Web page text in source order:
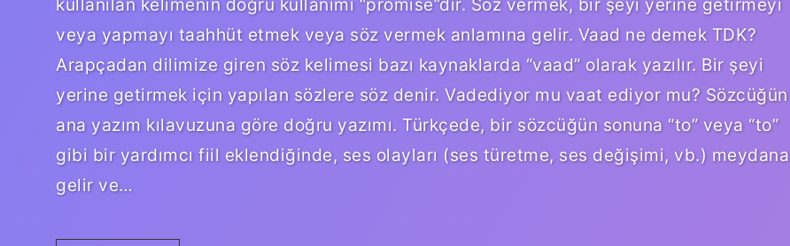
veya yapmayı taahhüt etmek veya söz vermek anlamına gelir. Vaad ne demek TDK?
Arapçadan dilimize giren söz kelimesi bazı kaynaklarda “vaad” olarak yazılır. Bir şeyi
yerine getirmek için yapılan sözlere söz denir. Vadediyor mu vaat ediyor mu? Sözcüğün
ana yazım kılavuzuna göre doğru yazımı. Türkçede, bir sözcüğün sonuna “to” veya “to”
gibi bir yardımcı fiil eklendiğinde, ses olayları (ses türetme, ses değişimi, vb.) meydana
gelir ve…